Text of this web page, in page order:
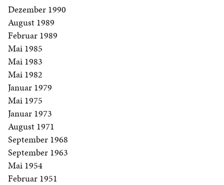
Dezember 1990
August 1989
Februar 1989
Mai 1985
Mai 1983
Mai 1982
Januar 1979
Mai 1975
Januar 1973
August 1971
September 1968
September 1963
Mai 1954
Februar 1951